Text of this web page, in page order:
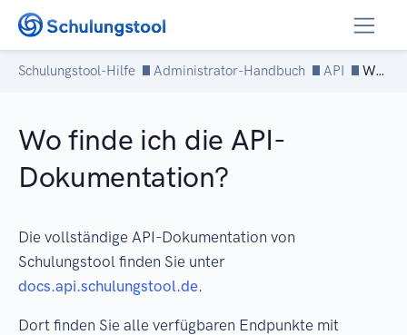
Zum Inhalt springen
Schulungstool-Hilfe Administrator-Handbuch API Wo finde ich die API-Dokumentation?
Wo finde ich die API-
Dokumentation?
Die vollständige API-Dokumentation von
Schulungstool finden Sie unter
docs.api.schulungstool.de.
Dort finden Sie alle verfügbaren Endpunkte mit